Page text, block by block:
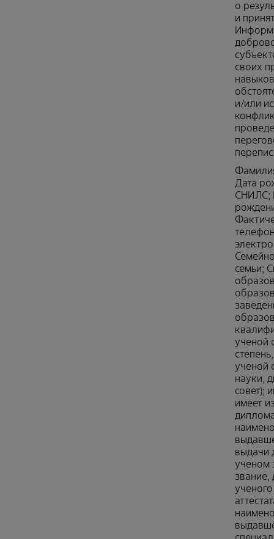
о
и
своих
и/или
Дата
СНИЛС;
семьи;
ученой
ученой
науки,
совет);
имеет
выдачи
ученом
звание,